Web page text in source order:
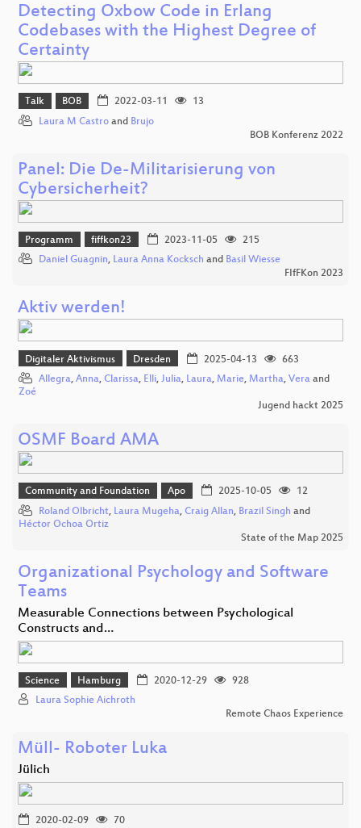
Detecting Oxbow Code in Erlang
Codebases with the Highest Degree of
Certainty
Talk BOB 2022-03-11
13
Laura M Castro and Brujo
BOB Konferenz 2022
Panel: Die De-Militarisierung von
Cybersicherheit?
Programm fiffkon23 2023-11-05
215
Daniel Guagnin, Laura Anna Kocksch and Basil Wiesse
FIfFKon 2023
Aktiv werden!
Digitaler Aktivismus Dresden 2025-04-13
663
Allegra, Anna, Clarissa, Elli, Julia, Laura, Marie, Martha, Vera and
Zoé
Jugend hackt 2025
OSMF Board AMA
Community and Foundation Apo 2025-10-05
12
Roland Olbricht, Laura Mugeha, Craig Allan, Brazil Singh and
Héctor Ochoa Ortiz
State of the Map 2025
Organizational Psychology and Software
Teams
Measurable Connections between Psychological
Constructs and…
Science Hamburg 2020-12-29
928
Laura Sophie Aichroth
Remote Chaos Experience
Müll- Roboter Luka
Jülich
2020-02-09
70